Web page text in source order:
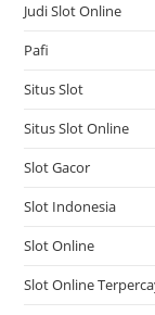
Judi Slot Online
Pafi
Situs Slot
Situs Slot Online
Slot Gacor
Slot Indonesia
Slot Online
Slot Online